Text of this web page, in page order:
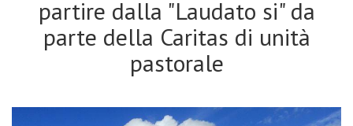
partire dalla "Laudato si" da
parte della Caritas di unità
pastorale